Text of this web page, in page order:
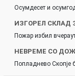
Осумдесет и
ИЗГОРЕЛ СКЛАД
Пожар избил
НЕВРЕМЕ СО
Попладнево Скопје